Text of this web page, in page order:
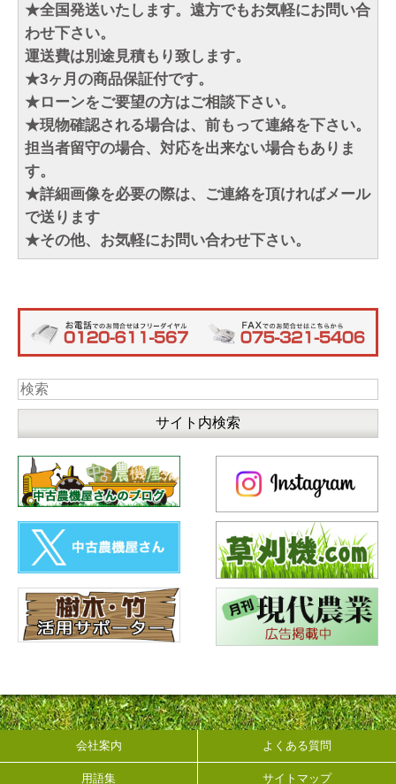
★全国発送いたします。遠方でもお気軽にお問い合
わせ下さい。
運送費は別途見積もり致します。
★3ヶ月の商品保証付です。
★ローンをご要望の方はご相談下さい。
★現物確認される場合は、前もって連絡を下さい。
担当者留守の場合、対応を出来ない場合もありま
す。
★詳細画像を必要の際は、ご連絡を頂ければメール
で送ります
★その他、お気軽にお問い合わせ下さい。
会社案内 よくある質問
用語集 サイトマップ